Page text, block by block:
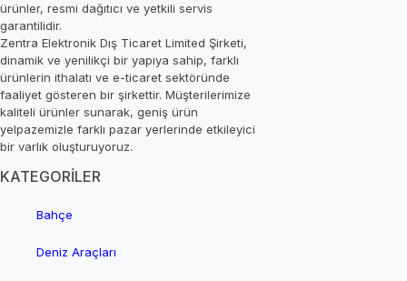
ürünler, resmi dağıtıcı ve yetkili servis
garantilidir.
Zentra Elektronik Dış Ticaret Limited Şirketi,
dinamik ve yenilikçi bir yapıya sahip, farklı
ürünlerin ithalatı ve e-ticaret sektöründe
faaliyet gösteren bir şirkettir. Müşterilerimize
kaliteli ürünler sunarak, geniş ürün
yelpazemizle farklı pazar yerlerinde etkileyici
bir varlık oluşturuyoruz.
KATEGORİLER
Bahçe
Deniz Araçları